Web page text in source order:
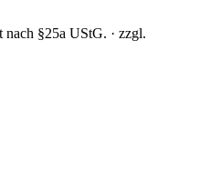
§25a UStG. · zzgl.